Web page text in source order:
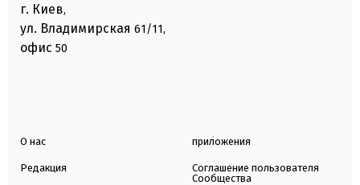
г. Киев,
ул. Владимирская 61/11,
офис 50
О нас
Редакция
приложения
Соглашение пользователя
Сообщества